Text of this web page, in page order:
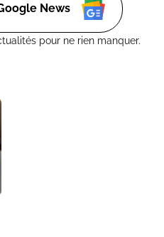
News
pour ne rien manquer.